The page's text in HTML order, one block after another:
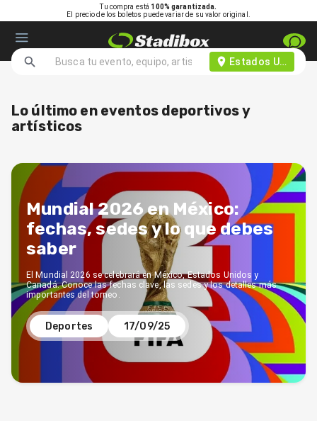
Tu compra está 100% garantizada.
El precio de los boletos puede variar de su valor original.
Estados Unidos
Lo último en eventos deportivos y
artísticos
Mundial 2026 en México:
fechas, sedes y lo que debes
saber
Deportes 17/09/25
El Mundial 2026 se celebrará en México, Estados Unidos y
Canadá. Conoce las fechas clave, las sedes y los detalles más
importantes del torneo.